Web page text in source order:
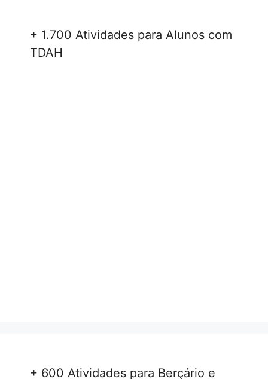
+ 1.700 Atividades para Alunos com
TDAH
+ 600 Atividades para Berçário e